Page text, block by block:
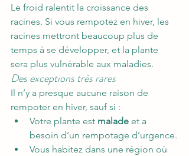
Le froid ralentit la croissance des
racines. Si vous rempotez en hiver, les
racines mettront beaucoup plus de
temps à se développer, et la plante
sera plus vulnérable aux maladies.
Des exceptions très rares
Il n’y a presque aucune raison de
rempoter en hiver, sauf si :
Votre plante est malade et a
besoin d’un rempotage d’urgence.
Vous habitez dans une région où